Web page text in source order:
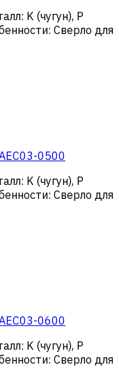
: K (чугун), Р
: Сверло для
0500
: K (чугун), Р
: Сверло для
0600
: K (чугун), Р
: Сверло для